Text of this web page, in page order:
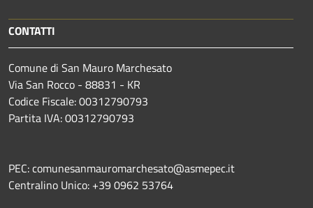
CONTATTI
Comune di San Mauro Marchesato
Via San Rocco - 88831 - KR
Codice Fiscale: 00312790793
Partita IVA: 00312790793
PEC: comunesanmauromarchesato@asmepec.it
Centralino Unico: +39 0962 53764